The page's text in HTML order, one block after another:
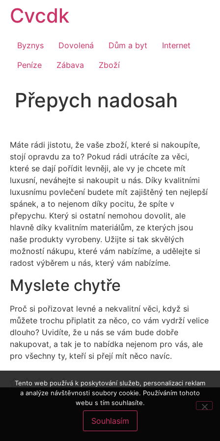
PřejítCvcdk
Byznys Dovolená Dům a byt
Internet
Peníze
Zábava Zboží
Přepych nadosah
Máte rádi jistotu, že vaše zboží, které si nakoupíte,
stojí opravdu za to? Pokud rádi utrácíte za věci,
které se dají pořídit levněji, ale vy je chcete mít
luxusní, neváhejte si nakoupit u nás. Díky kvalitními
luxusnímu povlečení budete mít zajištěný ten nejlepší
spánek, a to nejenom díky pocitu, že spíte v
přepychu. Který si ostatní nemohou dovolit, ale
hlavně díky kvalitním materiálům, ze kterých jsou
naše produkty vyrobeny. Užijte si tak skvělých
možností nákupu, které vám nabízíme, a udělejte si
radost výběrem u nás, který vám nabízíme.
Myslete chytře
Proč si pořizovat levné a nekvalitní věci, když si
můžete trochu připlatit za něco, co vám vydrží velice
dlouho? Uvidíte, že u nás se vám bude dobře
nakupovat, a tak je to nabídka nejenom pro vás, ale
pro všechny ty, kteří si přejí mít něco navíc.
Tento web používá k poskytování služeb, personalizaci reklam
a analýze návštěvnosti soubory cookie. Používáním tohoto
webu s tím souhlasíte.
Souhlasím